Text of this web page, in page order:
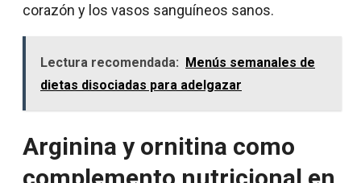
corazón y los vasos sanguíneos sanos.
Lectura recomendada: Menús semanales de
dietas disociadas para adelgazar
Arginina y ornitina como